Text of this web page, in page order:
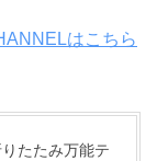
はこちら
たたみ万能テ